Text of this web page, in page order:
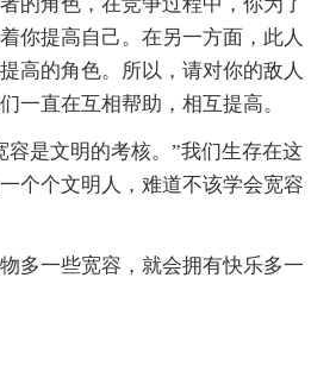
你提高自己。在另一方面，此人
高的角色。所以，请对你的敌人
一直在互相帮助，相互提高。
容是文明的考核。”我们生存在这
个个文明人，难道不该学会宽容
多一些宽容，就会拥有快乐多一